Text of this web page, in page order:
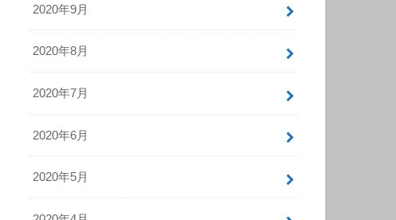
2020年9月
2020年8月
2020年7月
2020年6月
2020年5月